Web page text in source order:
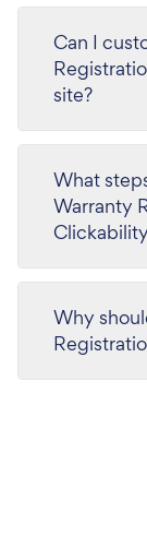
Can I
site?
What
Warranty
Why